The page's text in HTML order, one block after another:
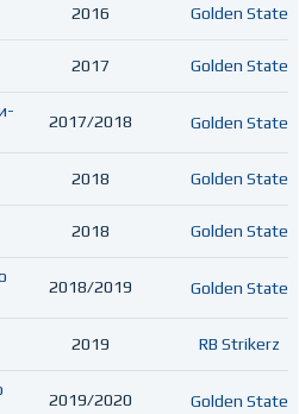
2016 Golden State
2017 Golden State
2017/2018 Golden State
2018 Golden State
2018 Golden State
2018/2019 Golden State
2019 RB Strikerz
2019/2020 Golden State